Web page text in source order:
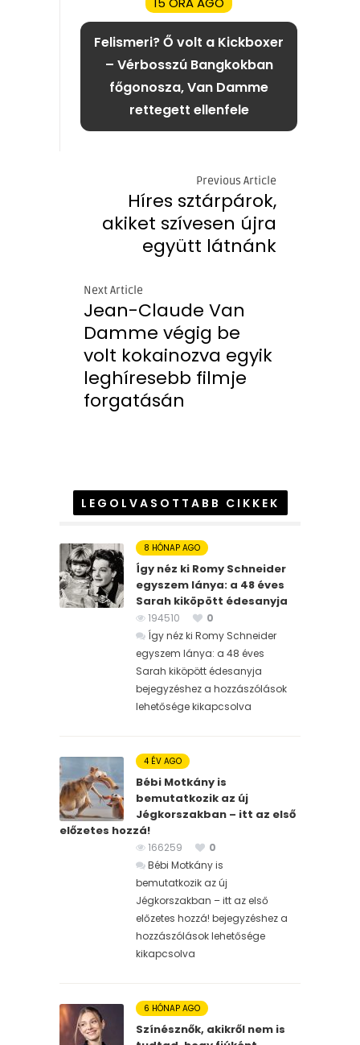
Felismeri? Ő volt a Kickboxer
– Vérbosszú Bangkokban
főgonosza, Van Damme
rettegett ellenfele
Previous Article
Híres sztárpárok,
akiket szívesen újra
együtt látnánk
Next Article
Jean-Claude Van
Damme végig be
volt kokainozva egyik
leghíresebb filmje
forgatásán
LEGOLVASOTTABB CIKKEK
8 HÓNAP AGO
Így néz ki Romy Schneider
egyszem lánya: a 48 éves
Sarah kiköpött édesanyja
194510
0
Így néz ki Romy Schneider
egyszem lánya: a 48 éves
Sarah kiköpött édesanyja
bejegyzéshez a hozzászólások
lehetősége kikapcsolva
4 ÉV AGO
Bébi Motkány is
bemutatkozik az új
Jégkorszakban – itt az első
előzetes hozzá!
166259
0
Bébi Motkány is
bemutatkozik az új
Jégkorszakban – itt az első
előzetes hozzá! bejegyzéshez a
hozzászólások lehetősége
kikapcsolva
6 HÓNAP AGO
Színésznők, akikről nem is